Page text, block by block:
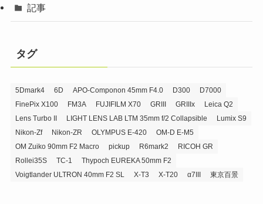
記事
タグ
5Dmark4 6D APO-Componon 45mm F4.0 D300
D7000
FinePix X100
FM3A FUJIFILM X70 GRIII GRIIIx
Leica Q2
Lens Turbo II
LIGHT LENS LAB LTM 35mm f/2 Collapsible
Lumix S9
Nikon-Zf
Nikon-ZR OLYMPUS E-420
OM-D E-M5
OM Zuiko 90mm F2 Macro
pickup R6mark2
RICOH GR
Rollei35S
TC-1
Thypoch EUREKA 50mm F2
Voigtlander ULTRON 40mm F2 SL
X-T3 X-T20 α7III 東京百景